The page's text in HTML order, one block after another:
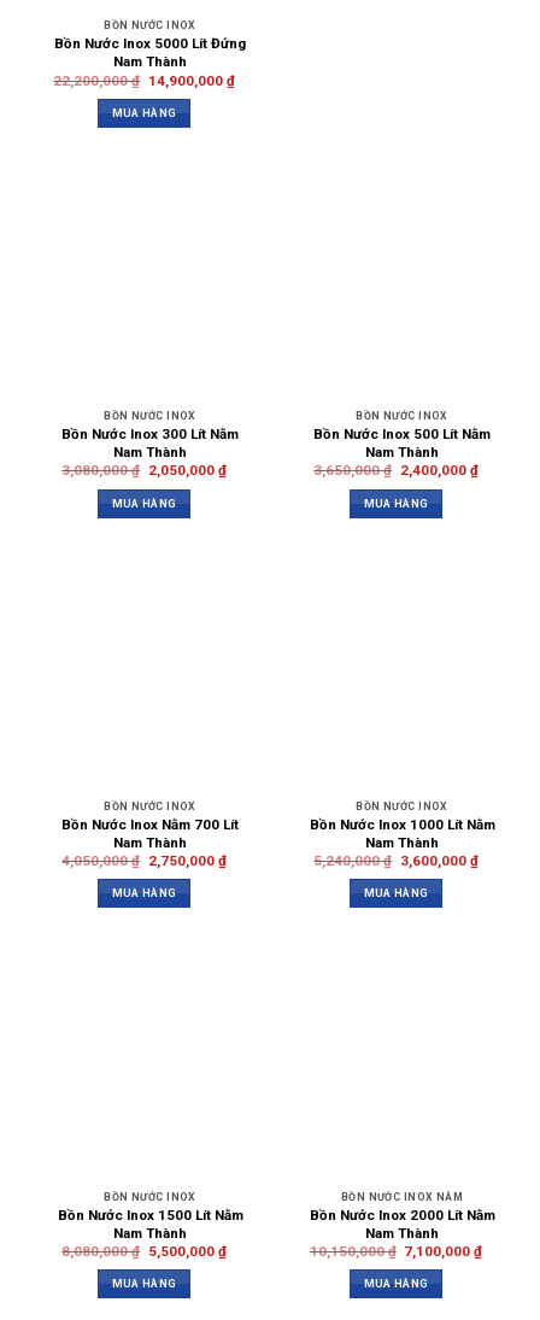
BỒN NƯỚC INOX
Bồn Nước Inox 5000 Lít Đứng
Nam Thành
22,200,000₫ 14,900,000 ₫
MUA HÀNG
BỒN NƯỚC INOX
Bồn Nước Inox 300 Lít Nằm
Nam Thành
3,080,000₫ 2,050,000 ₫
MUA HÀNG
BỒN NƯỚC INOX
Bồn Nước Inox 500 Lít Nằm
Nam Thành
3,650,000₫ 2,400,000 ₫
MUA HÀNG
BỒN NƯỚC INOX
Bồn Nước Inox Nằm 700 Lít
Nam Thành
4,050,000₫ 2,750,000 ₫
MUA HÀNG
BỒN NƯỚC INOX
Bồn Nước Inox 1000 Lít Nằm
Nam Thành
5,240,000₫ 3,600,000 ₫
MUA HÀNG
BỒN NƯỚC INOX
Bồn Nước Inox 1500 Lít Nằm
Nam Thành
8,080,000₫ 5,500,000 ₫
MUA HÀNG
BỒN NƯỚC INOX NẰM
Bồn Nước Inox 2000 Lít Nằm
Nam Thành
10,150,000₫ 7,100,000₫
MUA HÀNG